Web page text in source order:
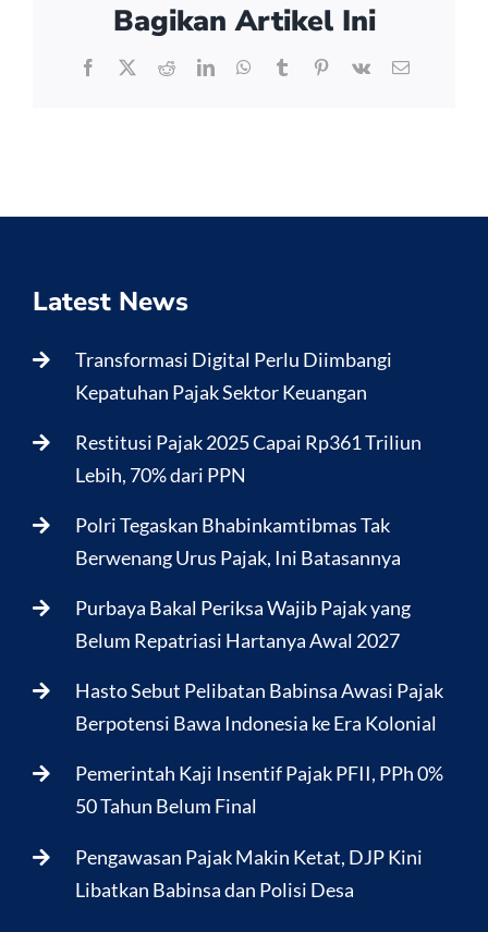
Bagikan Artikel Ini
Facebook
X RedditLinkedInWhatsApp
TumblrPinterest
Vk Email
Latest News
Transformasi Digital Perlu Diimbangi
Kepatuhan Pajak Sektor Keuangan
Restitusi Pajak 2025 Capai Rp361 Triliun
Lebih, 70% dari PPN
Polri Tegaskan Bhabinkamtibmas Tak
Berwenang Urus Pajak, Ini Batasannya
Purbaya Bakal Periksa Wajib Pajak yang
Belum Repatriasi Hartanya Awal 2027
Hasto Sebut Pelibatan Babinsa Awasi Pajak
Berpotensi Bawa Indonesia ke Era Kolonial
Pemerintah Kaji Insentif Pajak PFII, PPh 0%
50 Tahun Belum Final
Pengawasan Pajak Makin Ketat, DJP Kini
Libatkan Babinsa dan Polisi Desa